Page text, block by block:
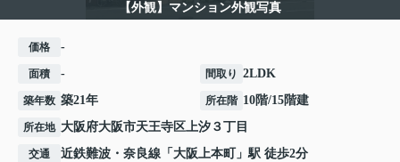
【外観】マンション外観写真
価格 -
面積 - 間取り 2LDK
築年数 築21年 所在階 10階/15階建
所在地 大阪府大阪市天王寺区上汐 ３丁目
交通 近鉄難波・奈良線 「 大阪上本町
」駅 徒歩2分